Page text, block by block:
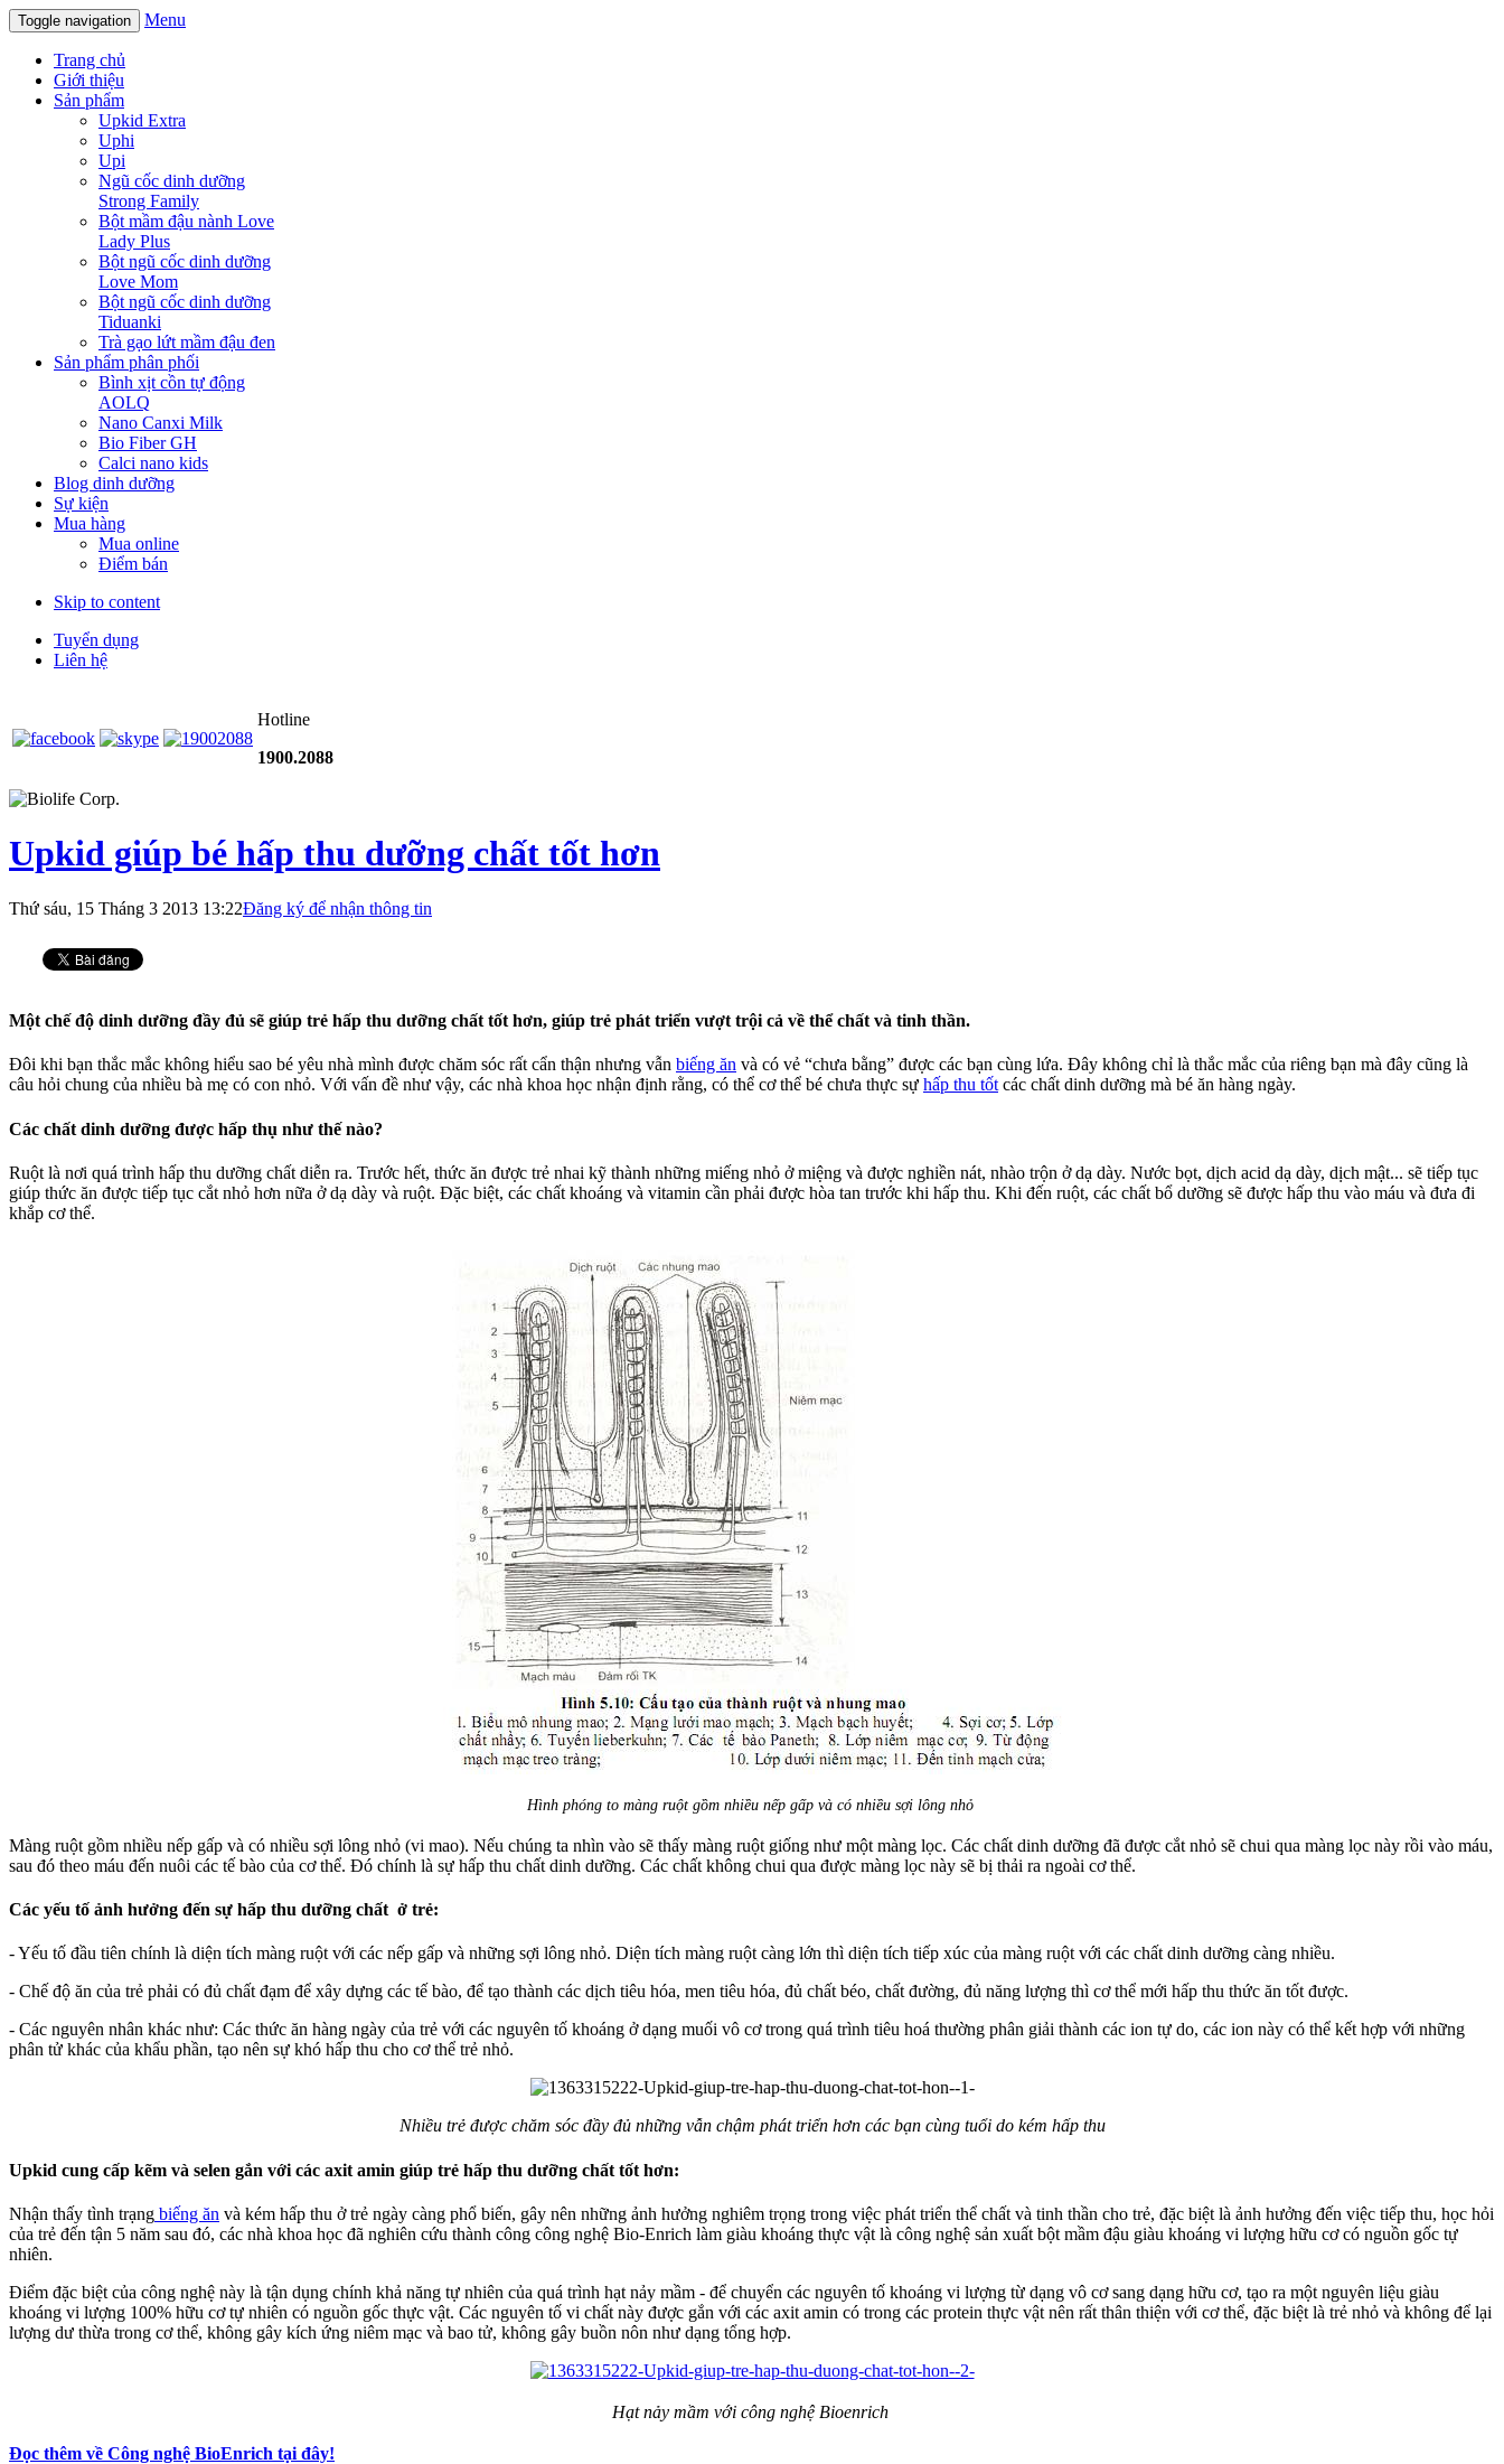
Toggle navigation Menu
Trang chủ
Giới thiệu
Sản phẩm
Upkid Extra
Uphi
Upi
Ngũ cốc dinh dưỡng
Strong Family
Bột mầm đậu nành Love
Lady Plus
Bột ngũ cốc dinh dưỡng
Love Mom
Bột ngũ cốc dinh dưỡng
Tiduanki
Trà gạo lứt mầm đậu đen
Sản phẩm phân phối
Bình xịt cồn tự động
AOLQ
Nano Canxi Milk
Bio Fiber GH
Calci nano kids
Blog dinh dưỡng
Sự kiện
Mua hàng
Mua online
Điểm bán
Skip to content
Tuyển dụng
Liên hệ
Hotline
1900.2088
Upkid giúp bé hấp thu dưỡng chất tốt hơn
Thứ sáu, 15 Tháng 3 2013 13:22Đăng ký để nhận thông tin
Một chế độ dinh dưỡng đầy đủ sẽ giúp trẻ hấp thu dưỡng chất tốt hơn, giúp trẻ phát triển vượt trội cả về thể chất và tinh thần.
Đôi khi bạn thắc mắc không hiểu sao bé yêu nhà mình được chăm sóc rất cẩn thận nhưng vẫn biếng ăn và có vẻ “chưa bằng” được các bạn cùng lứa. Đây không chỉ là thắc mắc của riêng bạn mà đây cũng là
câu hỏi chung của nhiều bà mẹ có con nhỏ. Với vấn đề như vậy, các nhà khoa học nhận định rằng, có thể cơ thể bé chưa thực sự hấp thu tốtcác chất dinh dưỡng mà bé ăn hàng ngày.
Các chất dinh dưỡng được hấp thụ như thế nào?
Ruột là nơi quá trình hấp thu dưỡng chất diễn ra. Trước hết, thức ăn được trẻ nhai kỹ thành những miếng nhỏ ở miệng và được nghiền nát, nhào trộn ở dạ dày. Nước bọt, dịch acid dạ dày, dịch mật... sẽ tiếp tục
giúp thức ăn được tiếp tục cắt nhỏ hơn nữa ở dạ dày và ruột. Đặc biệt, các chất khoáng và vitamin cần phải được hòa tan trước khi hấp thu. Khi đến ruột, các chất bổ dưỡng sẽ được hấp thu vào máu và đưa đi
khắp cơ thể.
Hình phóng to màng ruột gồm nhiều nếp gấp và có nhiều sợi lông nhỏ
Màng ruột gồm nhiều nếp gấp và có nhiều sợi lông nhỏ (vi mao). Nếu chúng ta nhìn vào sẽ thấy màng ruột giống như một màng lọc. Các chất dinh dưỡng đã được cắt nhỏ sẽ chui qua màng lọc này rồi vào máu,
sau đó theo máu đến nuôi các tế bào của cơ thể. Đó chính là sự hấp thu chất dinh dưỡng. Các chất không chui qua được màng lọc này sẽ bị thải ra ngoài cơ thể.
Các yếu tố ảnh hưởng đến sự hấp thu dưỡng chất ở trẻ:
- Yếu tố đầu tiên chính là diện tích màng ruột với các nếp gấp và những sợi lông nhỏ. Diện tích màng ruột càng lớn thì diện tích tiếp xúc của màng ruột với các chất dinh dưỡng càng nhiều.
- Chế độ ăn của trẻ phải có đủ chất đạm để xây dựng các tế bào, để tạo thành các dịch tiêu hóa, men tiêu hóa, đủ chất béo, chất đường, đủ năng lượng thì cơ thể mới hấp thu thức ăn tốt được.
- Các nguyên nhân khác như: Các thức ăn hàng ngày của trẻ với các nguyên tố khoáng ở dạng muối vô cơ trong quá trình tiêu hoá thường phân giải thành các ion tự do, các ion này có thể kết hợp với những
phân tử khác của khẩu phần, tạo nên sự khó hấp thu cho cơ thể trẻ nhỏ.
Nhiều trẻ được chăm sóc đầy đủ những vẫn chậm phát triển hơn các bạn cùng tuổi do kém hấp thu
Upkid cung cấp kẽm và selen gắn với các axit amin giúp trẻ hấp thu dưỡng chất tốt hơn:
Nhận thấy tình trạng biếng ăn và kém hấp thu ở trẻ ngày càng phổ biến, gây nên những ảnh hưởng nghiêm trọng trong việc phát triển thể chất và tinh thần cho trẻ, đặc biệt là ảnh hưởng đến việc tiếp thu, học hỏi
của trẻ đến tận 5 năm sau đó, các nhà khoa học đã nghiên cứu thành công công nghệ Bio-Enrich làm giàu khoáng thực vật là công nghệ sản xuất bột mầm đậu giàu khoáng vi lượng hữu cơ có nguồn gốc tự
nhiên.
Điểm đặc biệt của công nghệ này là tận dụng chính khả năng tự nhiên của quá trình hạt nảy mầm - để chuyển các nguyên tố khoáng vi lượng từ dạng vô cơ sang dạng hữu cơ, tạo ra một nguyên liệu giàu
khoáng vi lượng 100% hữu cơ tự nhiên có nguồn gốc thực vật. Các nguyên tố vi chất này được gắn với các axit amin có trong các protein thực vật nên rất thân thiện với cơ thể, đặc biệt là trẻ nhỏ và không để lại
lượng dư thừa trong cơ thể, không gây kích ứng niêm mạc và bao tử, không gây buồn nôn như dạng tổng hợp.
Hạt nảy mầm với công nghệ Bioenrich
Đọc thêm về Công nghệ BioEnrich tại đây!